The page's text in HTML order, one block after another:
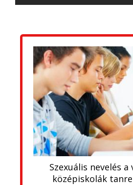
Szexuális nevelés a
középiskolák